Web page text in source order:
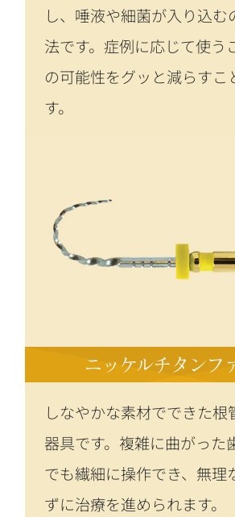
し、唾液や細菌が入り込む
法です。症例に応じて使う
の可能性をグッと減らすこ
す。
ニッケルチタンフ
しなやかな素材でできた根
器具です。複雑に曲がった
でも繊細に操作でき、無理
ずに治療を進められます。